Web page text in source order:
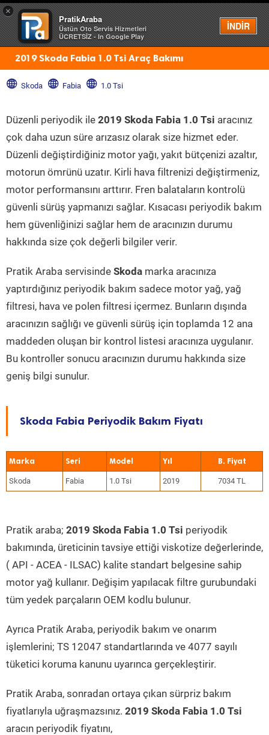
×
PratikAraba
Üstün Oto Servis Hizmetleri
ÜCRETSİZ - In Google Play
İNDİR
Menü
2019 Skoda Fabia 1.0 Tsi Araç Bakımı
Skoda Fabia 1.0 Tsi
Düzenli periyodik ile 2019 Skoda Fabia 1.0 Tsi aracınız
çok daha uzun süre arızasız olarak size hizmet eder.
Düzenli değiştirdiğiniz motor yağı, yakıt bütçenizi azaltır,
motorun ömrünü uzatır. Kirli hava filtrenizi değiştirmeniz,
motor performansını arttırır. Fren balataların kontrolü
güvenli sürüş yapmanızı sağlar. Kısacası periyodik bakım
hem güvenliğinizi sağlar hem de aracınızın durumu
hakkında size çok değerli bilgiler verir.
Pratik Araba servisinde Skoda marka aracınıza
yaptırdığınız periyodik bakım sadece motor yağ, yağ
filtresi, hava ve polen filtresi içermez. Bunların dışında
aracınızın sağlığı ve güvenli sürüş için toplamda 12 ana
maddeden oluşan bir kontrol listesi aracınıza uygulanır.
Bu kontroller sonucu aracınızın durumu hakkında size
geniş bilgi sunulur.
Skoda Fabia Periyodik Bakım Fiyatı
Marka Seri Model Yıl
Skoda Fabia 1.0 Tsi 2019 7034 TL
Pratik araba; 2019 Skoda Fabia 1.0 Tsi periyodik
bakımında, üreticinin tavsiye ettiği viskotize değerlerinde,
( API - ACEA - ILSAC) kalite standart belgesine sahip
motor yağ kullanır. Değişim yapılacak filtre gurubundaki
tüm yedek parçaların OEM kodlu bulunur.
Ayrıca Pratik Araba, periyodik bakım ve onarım
işlemlerini; TS 12047 standartlarında ve 4077 sayılı
tüketici koruma kanunu uyarınca gerçekleştirir.
Pratik Araba, sonradan ortaya çıkan sürpriz bakım
fiyatlarıyla uğraşmazsınız. 2019 Skoda Fabia 1.0 Tsi
aracın periyodik fiyatını,